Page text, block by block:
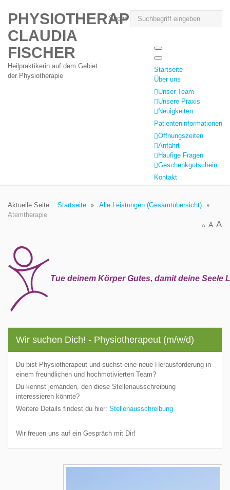
PHYSIOTHERAPIE
CLAUDIA
FISCHER
Heilpraktikerin auf dem Gebiet
der Physiotherapie
Suche
Startseite
Über uns
Unser Team
Unsere Praxis
Neuigkeiten
Patienteninformationen
Öffnungszeiten
Anfahrt
Häufige Fragen
Geschenkgutschein
Kontakt
Aktuelle Seite: Startseite
Alle Leistungen (Gesamtübersicht)
Atemtherapie
A A A
Tue deinem Körper Gutes, damit deine Seele
Wir suchen Dich! - Physiotherapeut (m/w/d)
Du bist Physiotherapeut und suchst eine neue Herausforderung in
einem freundlichen und hochmotivierten Team?
Du kennst jemanden, den diese Stellenausschreibung
interessieren könnte?
Weitere Details findest du hier: Stellenausschreibung
Wir freuen uns auf ein Gespräch mit Dir!